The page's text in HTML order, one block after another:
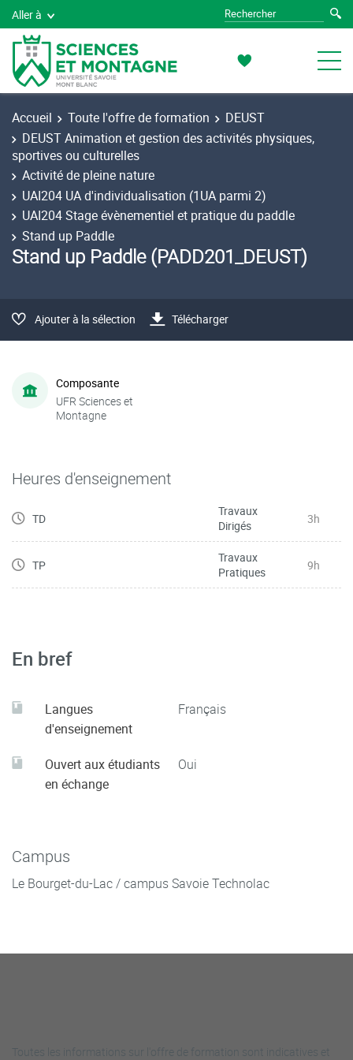
Aller à
Accueil Toute l'offre de formation
DEUST
DEUST Animation et gestion des activités physiques,
sportives ou culturelles
Activité de pleine nature
UAI204 UA d'individualisation (1UA parmi 2)
UAI204 Stage évènementiel et pratique du paddle
Stand up Paddle
Stand up Paddle (PADD201_DEUST)
Ajouter à la sélection Télécharger
Composante
UFR Sciences et
Montagne
Heures d'enseignement
TD
Travaux
Dirigés
3h
TP
Travaux
Pratiques
9h
En bref
Langues
d'enseignement
Français
Ouvert aux étudiants
en échange
Oui
Campus
Le Bourget-du-Lac / campus Savoie Technolac
Toutes les informations sur l'offre de formation sont indicatives et